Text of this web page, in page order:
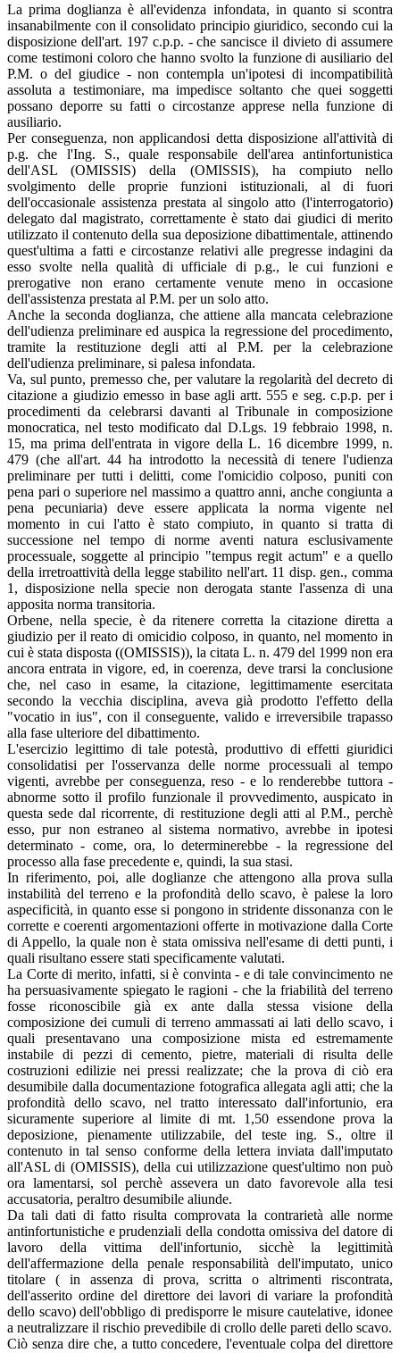
La prima doglianza è all'evidenza infondata, in quanto si scontra
insanabilmente con il consolidato principio giuridico, secondo cui la
disposizione dell'art. 197 c.p.p. - che sancisce il divieto di assumere
come testimoni coloro che hanno svolto la funzione di ausiliario del
P.M. o del giudice - non contempla un'ipotesi di incompatibilità
assoluta a testimoniare, ma impedisce soltanto che quei soggetti
possano deporre su fatti o circostanze apprese nella funzione di
ausiliario.
Per conseguenza, non applicandosi detta disposizione all'attività di
p.g. che l'Ing. S., quale responsabile dell'area antinfortunistica
dell'ASL (OMISSIS) della (OMISSIS), ha compiuto nello
svolgimento delle proprie funzioni istituzionali, al di fuori
dell'occasionale assistenza prestata al singolo atto (l'interrogatorio)
delegato dal magistrato, correttamente è stato dai giudici di merito
utilizzato il contenuto della sua deposizione dibattimentale, attinendo
quest'ultima a fatti e circostanze relativi alle pregresse indagini da
esso svolte nella qualità di ufficiale di p.g., le cui funzioni e
prerogative non erano certamente venute meno in occasione
dell'assistenza prestata al P.M. per un solo atto.
Anche la seconda doglianza, che attiene alla mancata celebrazione
dell'udienza preliminare ed auspica la regressione del procedimento,
tramite la restituzione degli atti al P.M. per la celebrazione
dell'udienza preliminare, si palesa infondata.
Va, sul punto, premesso che, per valutare la regolarità del decreto di
citazione a giudizio emesso in base agli artt. 555 e seg. c.p.p. per i
procedimenti da celebrarsi davanti al Tribunale in composizione
monocratica, nel testo modificato dal D.Lgs. 19 febbraio 1998, n.
15, ma prima dell'entrata in vigore della L. 16 dicembre 1999, n.
479 (che all'art. 44 ha introdotto la necessità di tenere l'udienza
preliminare per tutti i delitti, come l'omicidio colposo, puniti con
pena pari o superiore nel massimo a quattro anni, anche congiunta a
pena pecuniaria) deve essere applicata la norma vigente nel
momento in cui l'atto è stato compiuto, in quanto si tratta di
successione nel tempo di norme aventi natura esclusivamente
processuale, soggette al principio "tempus regit actum" e a quello
della irretroattività della legge stabilito nell'art. 11 disp. gen., comma
1, disposizione nella specie non derogata stante l'assenza di una
apposita norma transitoria.
Orbene, nella specie, è da ritenere corretta la citazione diretta a
giudizio per il reato di omicidio colposo, in quanto, nel momento in
cui è stata disposta ((OMISSIS)), la citata L. n. 479 del 1999 non era
ancora entrata in vigore, ed, in coerenza, deve trarsi la conclusione
che, nel caso in esame, la citazione, legittimamente esercitata
secondo la vecchia disciplina, aveva già prodotto l'effetto della
"vocatio in ius", con il conseguente, valido e irreversibile trapasso
alla fase ulteriore del dibattimento.
L'esercizio legittimo di tale potestà, produttivo di effetti giuridici
consolidatisi per l'osservanza delle norme processuali al tempo
vigenti, avrebbe per conseguenza, reso - e lo renderebbe tuttora -
abnorme sotto il profilo funzionale il provvedimento, auspicato in
questa sede dal ricorrente, di restituzione degli atti al P.M., perchè
esso, pur non estraneo al sistema normativo, avrebbe in ipotesi
determinato - come, ora, lo determinerebbe - la regressione del
processo alla fase precedente e, quindi, la sua stasi.
In riferimento, poi, alle doglianze che attengono alla prova sulla
instabilità del terreno e la profondità dello scavo, è palese la loro
aspecificità, in quanto esse si pongono in stridente dissonanza con le
corrette e coerenti argomentazioni offerte in motivazione dalla Corte
di Appello, la quale non è stata omissiva nell'esame di detti punti, i
quali risultano essere stati specificamente valutati.
La Corte di merito, infatti, si è convinta - e di tale convincimento ne
ha persuasivamente spiegato le ragioni - che la friabilità del terreno
fosse riconoscibile già ex ante dalla stessa visione della
composizione dei cumuli di terreno ammassati ai lati dello scavo, i
quali presentavano una composizione mista ed estremamente
instabile di pezzi di cemento, pietre, materiali di risulta delle
costruzioni edilizie nei pressi realizzate; che la prova di ciò era
desumibile dalla documentazione fotografica allegata agli atti; che la
profondità dello scavo, nel tratto interessato dall'infortunio, era
sicuramente superiore al limite di mt. 1,50 essendone prova la
deposizione, pienamente utilizzabile, del teste ing. S., oltre il
contenuto in tal senso conforme della lettera inviata dall'imputato
all'ASL di (OMISSIS), della cui utilizzazione quest'ultimo non può
ora lamentarsi, sol perchè assevera un dato favorevole alla tesi
accusatoria, peraltro desumibile aliunde.
Da tali dati di fatto risulta comprovata la contrarietà alle norme
antinfortunistiche e prudenziali della condotta omissiva del datore di
lavoro della vittima dell'infortunio, sicchè la legittimità
dell'affermazione della penale responsabilità dell'imputato, unico
titolare ( in assenza di prova, scritta o altrimenti riscontrata,
dell'asserito ordine del direttore dei lavori di variare la profondità
dello scavo) dell'obbligo di predisporre le misure cautelative, idonee
a neutralizzare il rischio prevedibile di crollo delle pareti dello scavo.
Ciò senza dire che, a tutto concedere, l'eventuale colpa del direttore